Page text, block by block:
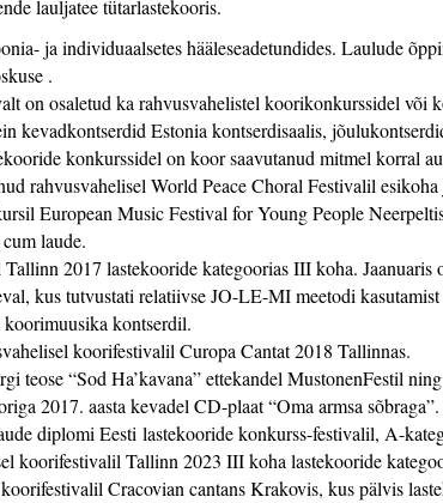
lauljatee tütarlastekooris.
ja individuaalsetes hääleseadetundides. Laulude
.
on osaletud ka rahvusvahelistel koorikonkurssidel või
kevadkontserdid Estonia kontserdisaalis,
konkurssidel on koor saavutanud mitmel korral
rahvusvahelisel World Peace Choral Festivalil
European Music Festival for Young People
laude.
2017 lastekooride kategoorias III koha. Jaanuaris
kus tutvustati relatiivse JO-LE-MI meetodi
kontserdil.
koorifestivalil Curopa Cantat 2018 Tallinnas.
teose “Sod Ha’kavana” ettekandel MustonenFestil
2017. aasta kevadel CD-plaat “Oma armsa sõbraga”.
diplomi Eesti lastekooride konkurss-festivalil, A-
koorifestivalil Tallinn 2023 III koha lastekooride
Cracovian cantans Krakovis, kus pälvis